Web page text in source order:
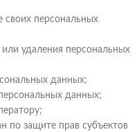
своих персональных
удаления персональных
данных;
данных;
по защите прав субъектов